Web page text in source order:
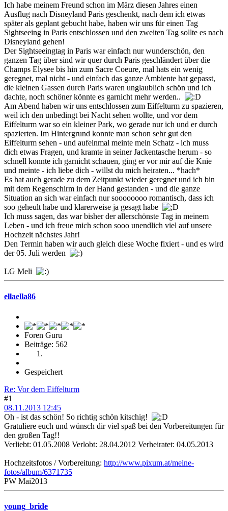
Ich habe meinem Freund schon im März diesen Jahres einen
Ausflug nach Disneyland Paris geschenkt, nach dem ich etwas
später als geplant gebucht habe, haben wir uns für einen Tag
Sightseeing in Paris entschlossen und den zweiten Tag sollte es nach
Disneyland gehen!
Der Sightseeingtag in Paris war einfach nur wunderschön, den
ganzen Tag über sind wir quer durch Paris geschländert über die
Champs Elysee bis hin zum Sacre Coeure, mal hats ein wenig
geregnet, mal nicht - und einfach das ganze Ambiente hat gepasst,
die kleinen Gassen durch Paris waren unglaublich schön und ich
dachte, noch schöner könnte es garnicht mehr werden..
Am Abend haben wir uns entschlossen zum Eiffelturm zu spazieren,
weil ich den unbedingt bei Nacht sehen wollte, und vor dem
Eiffelturm war so ein kleiner Park, wo gerade nur ich und er durch
spazierten. Im Hintergrund konnte man schon sehr gut den
Eiffelturm sehen - und aufeinmal meinte mein Schatz - ich muss
dich etwas Fragen, und kramte in seiner Jackentasche herum - so
schnell konnte ich garnicht schauen, ging er vor mir auf die Knie
und meinte - ich liebe dich - willst du mich heiraten... *hach*
Es hat auch gerade zu dem Zeitpunkt wieder geregnet und ich bin
mit dem Regenschirm in der Hand gestanden - und die ganze
Situation an sich war einfach nur soooooooo romantisch, dass ich
soo geheult habe und klarerweise ja gesagt habe
Ich muss sagen, das war bisher der allerschönste Tag in meinem
Leben - und ich freue mich schon sooo unendlich viel auf unsere
Hochzeit nächstes Jahr!
Den Termin haben wir auch gleich diese Woche fixiert - und es wird
der 05. Juli werden
LG Meli
ellaella86
Foren Guru
Beiträge: 562
Gespeichert
Re: Vor dem Eiffelturm
#1
08.11.2013 12:45
Oh - ist das schön! So richtig schön kitschig!
Gratuliere euch und wünsch dir viel spaß bei den Vorbereitungen für
den großen Tag!!
Verliebt: 01.05.2008 Verlobt: 28.04.2012 Verheiratet: 04.05.2013
Hochzeitsfotos / Vorbereitung: http://www.pixum.at/meine-
fotos/album/6371735
PW Mai2013
young_bride